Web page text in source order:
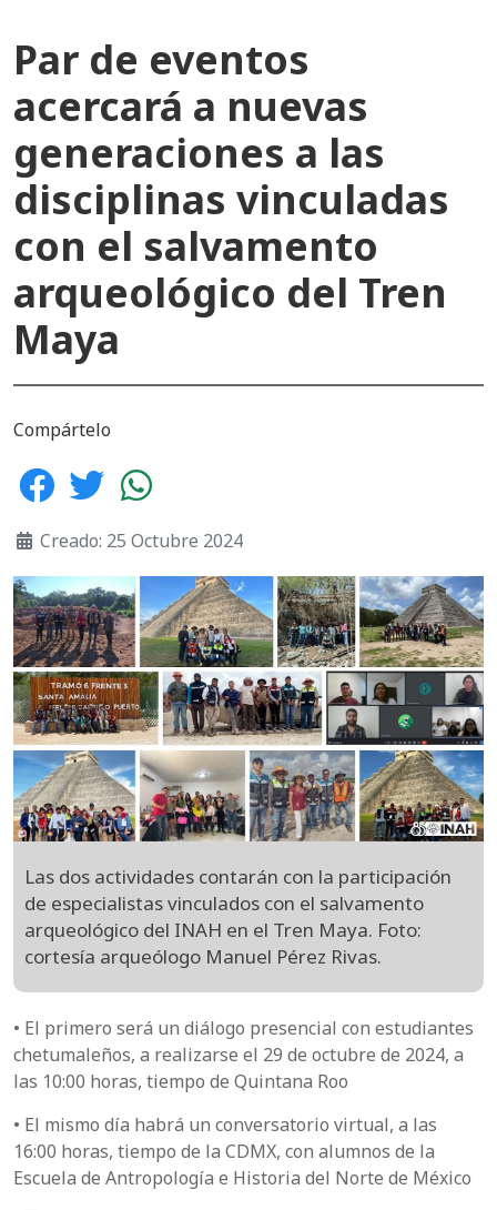
Par de eventos
acercará a nuevas
generaciones a las
disciplinas vinculadas
con el salvamento
arqueológico del Tren
Maya
Compártelo
Creado: 25 Octubre 2024
Las dos actividades contarán con la participación
de especialistas vinculados con el salvamento
arqueológico del INAH en el Tren Maya. Foto:
cortesía arqueólogo Manuel Pérez Rivas.
• El primero será un diálogo presencial con estudiantes
chetumaleños, a realizarse el 29 de octubre de 2024, a
las 10:00 horas, tiempo de Quintana Roo
• El mismo día habrá un conversatorio virtual, a las
16:00 horas, tiempo de la CDMX, con alumnos de la
Escuela de Antropología e Historia del Norte de México